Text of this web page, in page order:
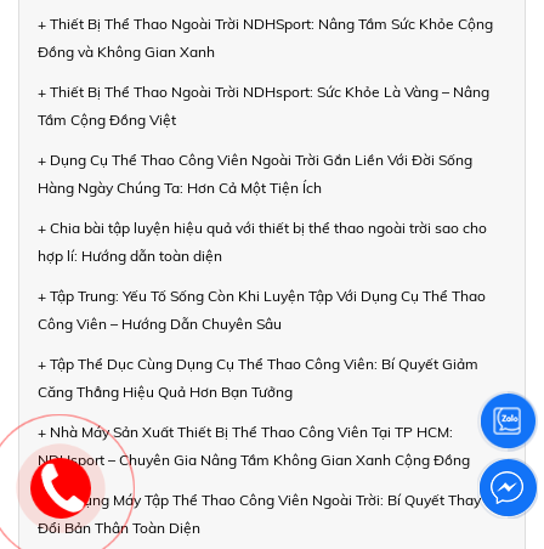
+ Thiết Bị Thể Thao Ngoài Trời NDHSport: Nâng Tầm Sức Khỏe Cộng
Đồng và Không Gian Xanh
+ Thiết Bị Thể Thao Ngoài Trời NDHsport: Sức Khỏe Là Vàng – Nâng
Tầm Cộng Đồng Việt
+ Dụng Cụ Thể Thao Công Viên Ngoài Trời Gắn Liền Với Đời Sống
Hàng Ngày Chúng Ta: Hơn Cả Một Tiện Ích
+ Chia bài tập luyện hiệu quả với thiết bị thể thao ngoài trời sao cho
hợp lí: Hướng dẫn toàn diện
+ Tập Trung: Yếu Tố Sống Còn Khi Luyện Tập Với Dụng Cụ Thể Thao
Công Viên – Hướng Dẫn Chuyên Sâu
+ Tập Thể Dục Cùng Dụng Cụ Thể Thao Công Viên: Bí Quyết Giảm
Căng Thẳng Hiệu Quả Hơn Bạn Tưởng
+ Nhà Máy Sản Xuất Thiết Bị Thể Thao Công Viên Tại TP HCM:
NDHsport – Chuyên Gia Nâng Tầm Không Gian Xanh Cộng Đồng
+ Áp Dụng Máy Tập Thể Thao Công Viên Ngoài Trời: Bí Quyết Thay
Đổi Bản Thân Toàn Diện